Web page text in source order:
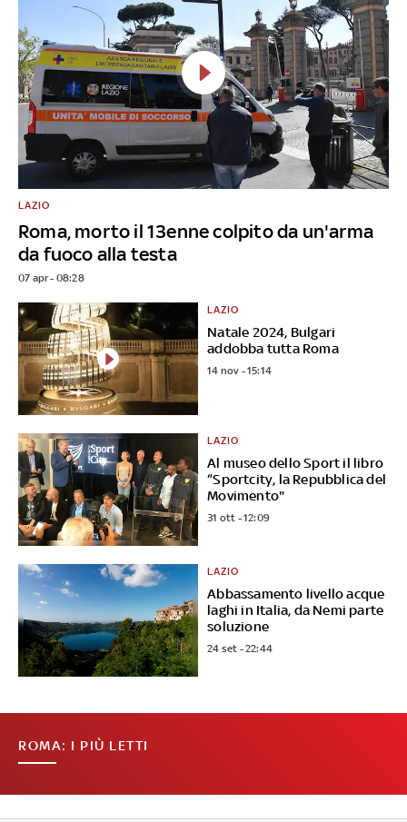
Roma, morto il 13enne colpito da un'arma
da fuoco alla testa
LAZIO
07 apr - 08:28
Natale 2024, Bulgari
addobba tutta Roma
LAZIO
14 nov - 15:14
Al museo dello Sport il libro
“Sportcity, la Repubblica del
Movimento"
LAZIO
31 ott - 12:09
Abbassamento livello acque
laghi in Italia, da Nemi parte
soluzione
LAZIO
24 set - 22:44
ROMA: I PIÙ LETTI